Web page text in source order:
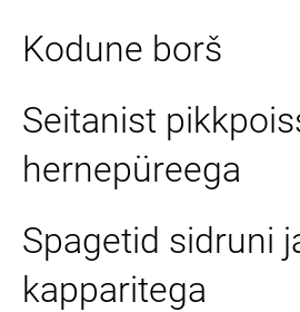
Kodune borš
Seitanist
hernepüreega
Spagetid sidruni
kapparitega